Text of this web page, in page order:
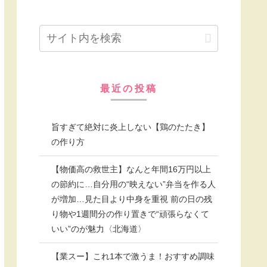
最近の投稿
旨すぎて絶対に炎上しない【鶏のたたき】
の作り方
【物価高の救世主】なんと年間16万円以上
の節約に…自分用の“映えない”弁当を作る人
が増加…見た目より中身を重視 前の日の残
り物や1週間分の作り置きで“頑張らなくて
いい”のが魅力〈北海道〉
【業スー】これ1本で激うま！おすすめ調味